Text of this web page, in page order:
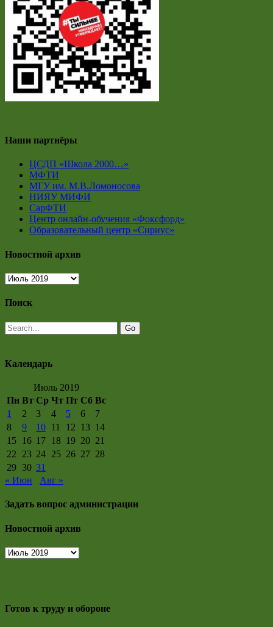
Наши партнёры
ЦСДП «Школа 2000…»
МФТИ
МГУ им. М.В.Ломоносова
НИЯУ МИФИ
СарФТИ
Центр онлайн-обучения «Фоксфорд»
Образовательный центр «Сириус»
Новостной архив
Новостной
Поиск
Календарь
Июль 2019
Пн Вт Ср Чт Пт Сб Вс
1
2 3 4 5 6
7
8
9 10 11 12 13 14
15 16 17 18 19 20 21
22
23 24 25 26 27 28
29 30 31
« Июн
Авг »
Задать вопрос администрации
Новостной архив
Новостной
Готов к труду и обороне